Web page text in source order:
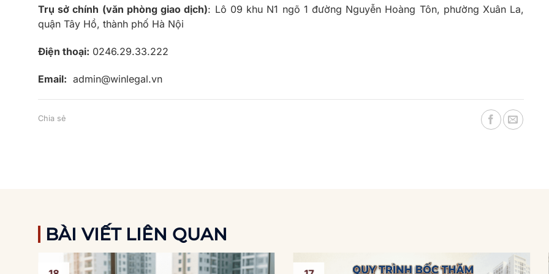
Trụ sở chính (văn phòng giao dịch): Lô 09 khu N1 ngõ 1 đường Nguyễn Hoàng Tôn, phường Xuân La,
quận Tây Hồ, thành phố Hà Nội
Điện thoại: 0246.29.33.222
Email: admin@winlegal.vn
Chia sẻ
BÀI VIẾT LIÊN QUAN